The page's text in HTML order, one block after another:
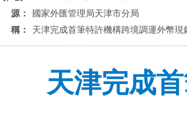
源：
國家外匯管理局天津市分局
稱：
天津完成首筆特許機構跨境調運外幣現
天津完成